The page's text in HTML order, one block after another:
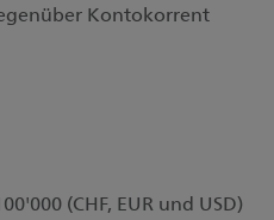
Kontokorrent
(CHF, EUR und USD)